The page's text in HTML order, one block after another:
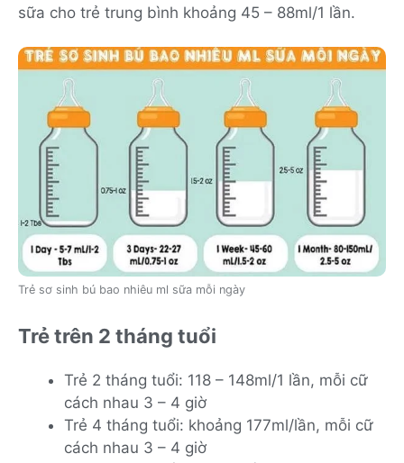
sữa cho trẻ trung bình khoảng 45 – 88ml/1 lần.
Trẻ sơ sinh bú bao nhiêu ml sữa mỗi ngày
Trẻ trên 2 tháng tuổi
Trẻ 2 tháng tuổi: 118 – 148ml/1 lần, mỗi cữ
cách nhau 3 – 4 giờ
Trẻ 4 tháng tuổi: khoảng 177ml/lần, mỗi cữ
cách nhau 3 – 4 giờ